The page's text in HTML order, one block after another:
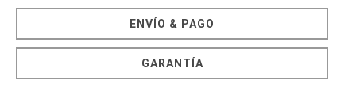
ENVÍO & PAGO
GARANTÍA